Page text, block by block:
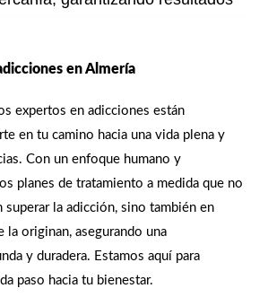
en Almería
expertos en adicciones están
en tu camino hacia una vida plena y
Con un enfoque humano y
planes de tratamiento a medida que no
superar la adicción, sino también en
la originan, asegurando una
y duradera. Estamos aquí para
paso hacia tu bienestar.